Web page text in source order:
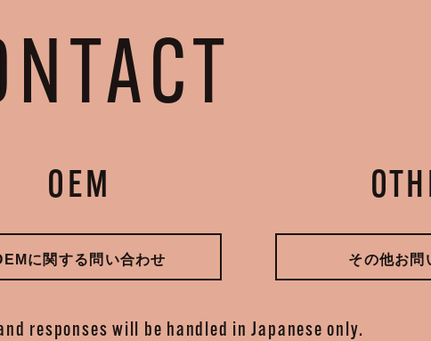
OEM
に関する問い合わせ その他お問
responses will be handled in Japanese only.